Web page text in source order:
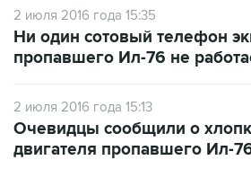
2 июля 2016 года 15:35
Ни один сотовый телефон
пропавшего Ил-76 не
2 июля 2016 года 15:13
Очевидцы сообщили о
двигателя пропавшего Ил-